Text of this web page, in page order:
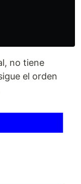
no tiene
el orden